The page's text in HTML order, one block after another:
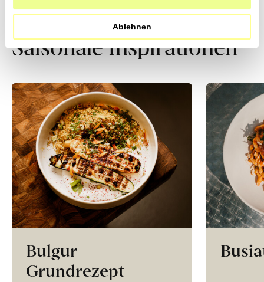
Ablehnen
Saisonale Inspirationen
Bulgur
Grundrezept